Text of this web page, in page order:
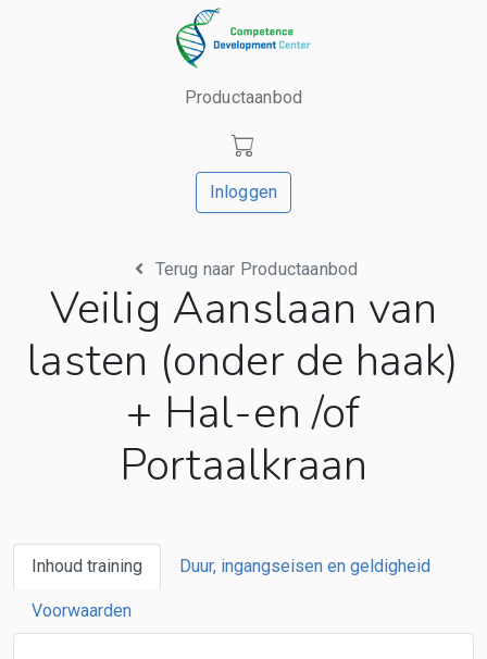
Productaanbod
Inloggen
Terug naar Productaanbod
Veilig Aanslaan van
lasten (onder de haak)
+ Hal-en /of
Portaalkraan
Inhoud training Duur, ingangseisen en geldigheid
Voorwaarden